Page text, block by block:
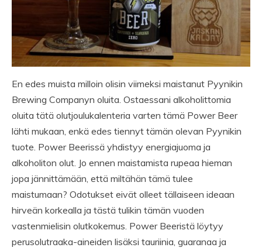
En edes muista milloin olisin viimeksi maistanut Pyynikin
Brewing Companyn oluita. Ostaessani alkoholittomia
oluita tätä olutjoulukalenteria varten tämä Power Beer
lähti mukaan, enkä edes tiennyt tämän olevan Pyynikin
tuote. Power Beerissä yhdistyy energiajuoma ja
alkoholiton olut. Jo ennen maistamista rupeaa hieman
jopa jännittämään, että miltähän tämä tulee
maistumaan? Odotukset eivät olleet tällaiseen ideaan
hirveän korkealla ja tästä tulikin tämän vuoden
vastenmielisin olutkokemus. Power Beeristä löytyy
perusolutraaka-aineiden lisäksi tauriinia, guaranaa ja